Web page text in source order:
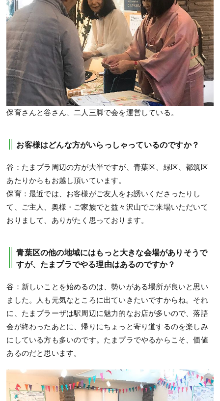
保育さんと谷さん、二人三脚で会を運営している。
お客様はどんな方がいらっしゃっているのですか？
谷：たまプラ周辺の方が大半ですが、青葉区、緑区、都筑区
あたりからもお越し頂いています。
保育：最近では、お客様がご友人をお誘いくださったりし
て、ご主人、奥様・ご家族でと益々沢山でご来場いただいて
おりまして、ありがたく思っております。
青葉区の他の地域にはもっと大きな会場がありそうで
すが、たまプラでやる理由はあるのですか？
谷：新しいことを始めるのは、勢いがある場所が良いと思い
ました。人も元気なところに出ていきたいですからね。それ
に、たまプラーザは駅周辺に魅力的なお店が多いので、落語
会が終わったあとに、帰りにちょっと寄り道するのを楽しみ
にしている方も多いのです。たまプラでやるからこそ、価値
あるのだと思います。